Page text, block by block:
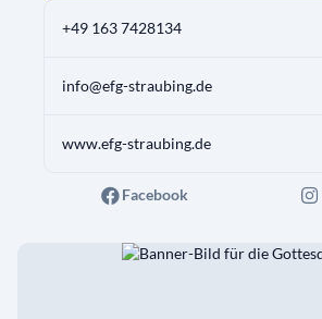
+49 163 7428134
info@efg-straubing.de
www.efg-straubing.de
Facebook